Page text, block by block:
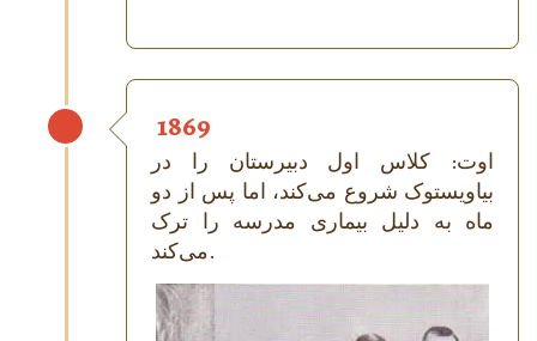
1869
اوت: کلاس اول دبیرستان را در
بیاویستوک شروع می‌کند، اما پس از دو
ماه به دلیل بیماری مدرسه را ترک
می‌کند.